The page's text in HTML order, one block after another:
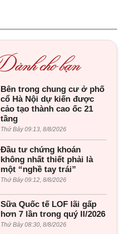
Bên trong chung cư ở phố
cổ Hà Nội dự kiến được
cảo tạo thành cao ốc 21
tầng
Thứ Bảy 09:13, 8/8/2026
Đầu tư chứng khoán
không nhất thiết phải là
một “nghề tay trái”
Thứ Bảy 09:12, 8/8/2026
Sữa Quốc tế LOF lãi gấp
hơn 7 lần trong quý II/2026
Thứ Bảy 08:30, 8/8/2026